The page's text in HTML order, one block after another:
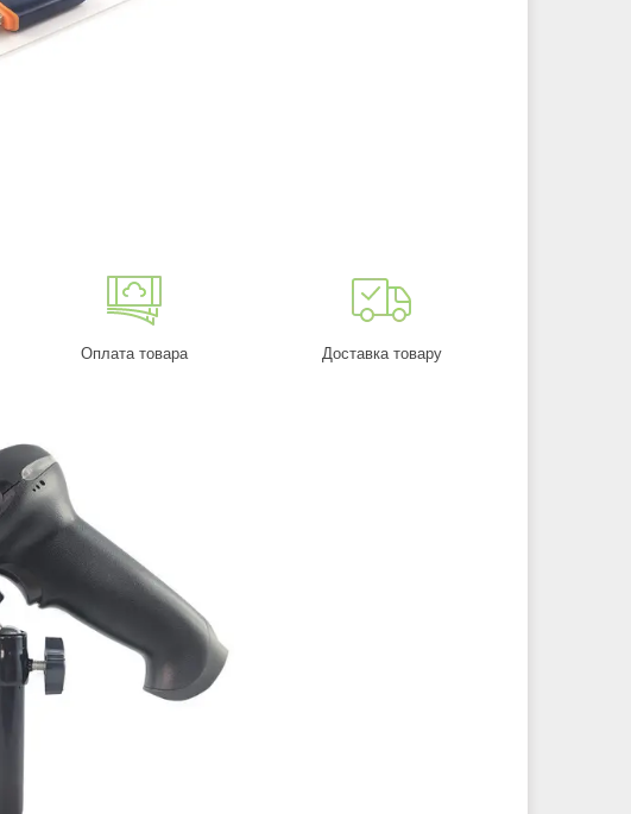
Оплата товара Доставка товару